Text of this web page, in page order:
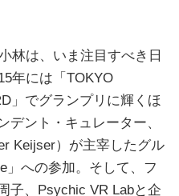
林は、いま注目すべき日
年には「TOKYO
」でグランプリに輝くほ
デント・キュレーター、
Keijser）が主宰したグル
」への参加。そして、フ
子、Psychic VR Labと企